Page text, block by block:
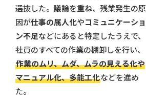
選抜した。議論を重ね、残業発生の原
因が仕事の属人化やコミュニケーショ
ン不足などにあると特定したうえで、
社員のすべての作業の棚卸しを行い、
作業のムリ、ムダ、ムラの見える化や
マニュアル化、多能工化などを進め
た。